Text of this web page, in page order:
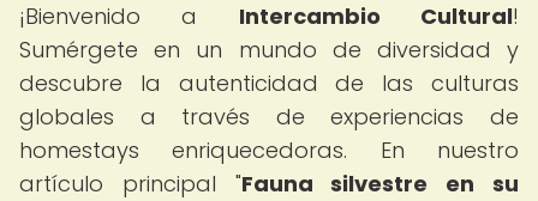
¡Bienvenido a Intercambio Cultural!
Sumérgete en un mundo de diversidad y
descubre la autenticidad de las culturas
globales a través de experiencias de
homestays enriquecedoras. En nuestro
artículo principal "Fauna silvestre en su